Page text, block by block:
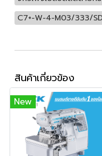
C7+-W-4-M03/333/
สินค้าเกี่ยวข้อง
New